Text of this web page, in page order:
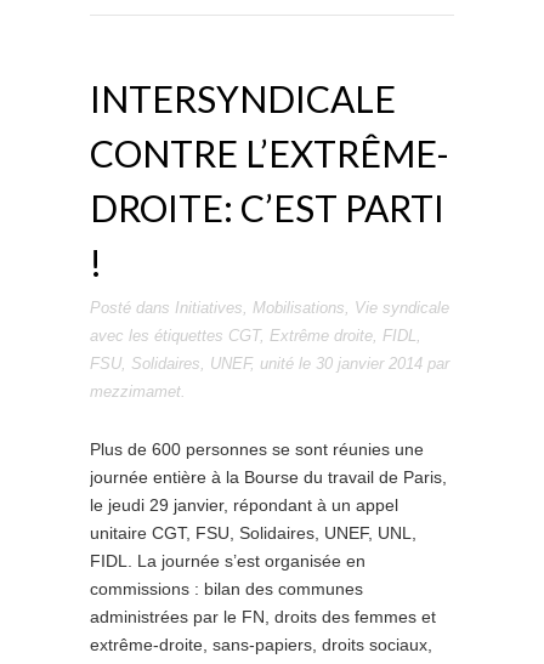
INTERSYNDICALE
CONTRE L’EXTRÊME-
DROITE: C’EST PARTI
!
Posté dans Initiatives, Mobilisations, Vie syndicale
avec les étiquettes CGT, Extrême droite, FIDL,
FSU, Solidaires, UNEF, unité le 30 janvier 2014 par
mezzimamet.
Plus de 600 personnes se sont réunies une
journée entière à la Bourse du travail de Paris,
le jeudi 29 janvier, répondant à un appel
unitaire CGT, FSU, Solidaires, UNEF, UNL,
FIDL. La journée s’est organisée en
commissions : bilan des communes
administrées par le FN, droits des femmes et
extrême-droite, sans-papiers, droits sociaux,